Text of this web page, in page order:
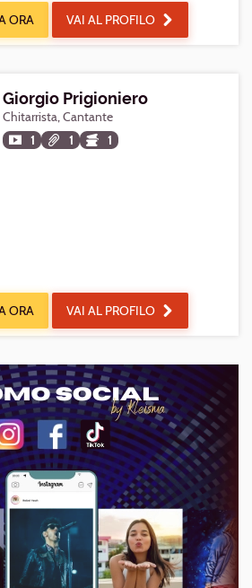
ORA VAI AL PROFILO
Giorgio Prigioniero
Chitarrista, Cantante
1
1 1
ORA VAI AL PROFILO